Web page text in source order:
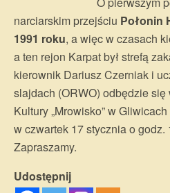
narciarskim przejściu Połonin
1991 roku, a więc w czasach
a ten rejon Karpat był strefą
kierownik Dariusz Czerniak i
slajdach (ORWO) odbędzie
Kultury „Mrowisko” w
w czwartek 17 stycznia o godz.
Zapraszamy.
Udostępnij